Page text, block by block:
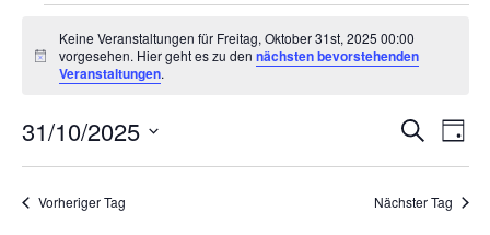
Veranstaltungen
für
Freitag,
Oktober
Hinweis
Keine Veranstaltungen für Freitag, Oktober 31st, 2025 00:00
vorgesehen. Hier geht es zu dennächsten bevorstehenden
Veranstaltungen.
Suche
Tag
31/10/2025
Datum
wählen.
Vorheriger Tag Nächster Tag